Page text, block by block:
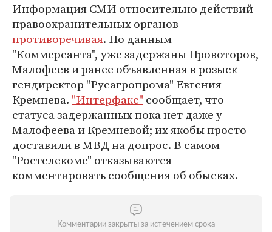
Информация СМИ относительно действий
правоохранительных органов
противоречивая. По данным
"Коммерсанта", уже задержаны Провоторов,
Малофеев и ранее объявленная в розыск
гендиректор "Русагропрома" Евгения
Кремнева. "Интерфакс" сообщает, что
статуса задержанных пока нет даже у
Малофеева и Кремневой; их якобы просто
доставили в МВД на допрос. В самом
"Ростелекоме" отказываются
комментировать сообщения об обысках.
Комментарии закрыты за истечением срока